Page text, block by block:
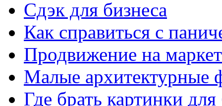
Сдэк для бизнеса
Как справиться с
Продвижение на
Малые архитектурные
Где брать картинки